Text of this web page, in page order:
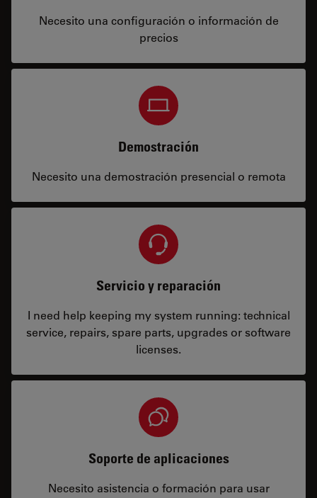
Necesito una configuración o información de
precios
Demostración
Necesito una demostración presencial o remota
Servicio y reparación
I need help keeping my system running: technical
service, repairs, spare parts, upgrades or software
licenses.
Soporte de aplicaciones
Necesito asistencia o formación para usar